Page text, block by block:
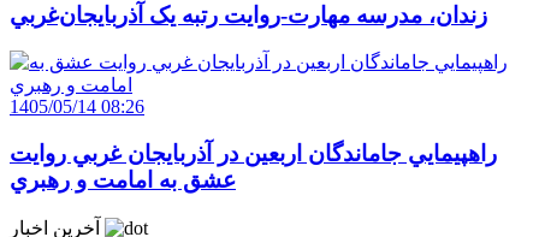
زندان، مدرسه مهارت-روايت رتبه يک آذربايجان‌غربي
1405/05/14 08:26
راهپيمايي جاماندگان اربعين در آذربايجان غربي روايت
عشق به امامت و رهبري